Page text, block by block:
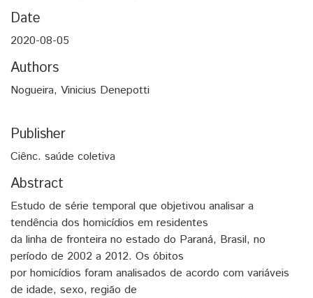
Date
2020-08-05
Authors
Nogueira, Vinicius Denepotti
Publisher
Ciênc. saúde coletiva
Abstract
Estudo de série temporal que objetivou analisar a
tendência dos homicídios em residentes
da linha de fronteira no estado do Paraná, Brasil, no
período de 2002 a 2012. Os óbitos
por homicídios foram analisados de acordo com variáveis
de idade, sexo, região de